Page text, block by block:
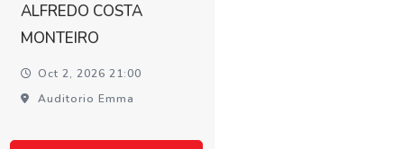
ALFREDO COSTA
MONTEIRO
Oct 2, 2026 21:00
Auditorio Emma